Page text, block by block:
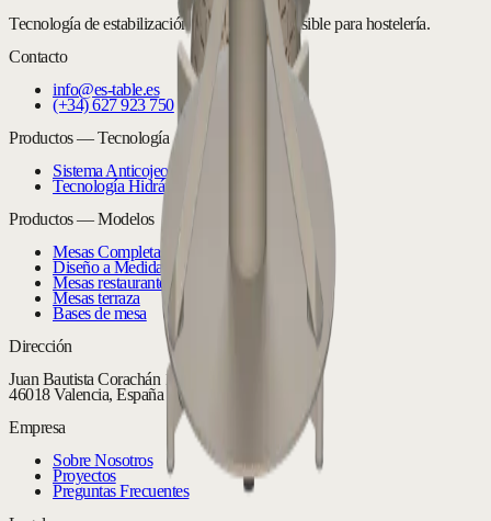
Tecnología de estabilización automática e invisible para hostelería.
Contacto
info@es-table.es
(+34) 627 923 750
Productos — Tecnología
Sistema Anticojeo SV30
Tecnología Hidráulica
Productos — Modelos
Mesas Completas
Diseño a Medida
Mesas restaurante
Mesas terraza
Bases de mesa
Dirección
Juan Bautista Corachán 16 Bajo
46018 Valencia, España
Empresa
Sobre Nosotros
Proyectos
Preguntas Frecuentes